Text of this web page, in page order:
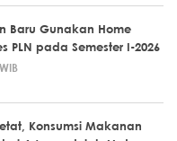
Baru Gunakan Home
PLN pada Semester I-2026
Konsumsi Makanan